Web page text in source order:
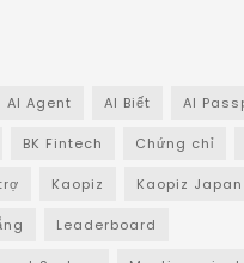
AI Agent AI Biết AI
BK Fintech Chứng chỉ
Kaopiz Kaopiz Japan
Leaderboard